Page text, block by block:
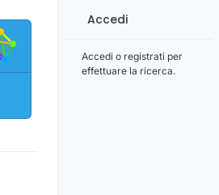
Accedi
Accedi o registrati per
effettuare la ricerca.